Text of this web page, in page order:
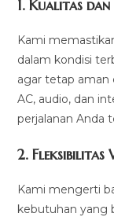
1.Kualitas dan
Kami
dalam kondisi
agar tetap aman
AC, audio, dan
perjalanan Anda
2.Fleksibilitas
Kami mengerti
kebutuhan yang